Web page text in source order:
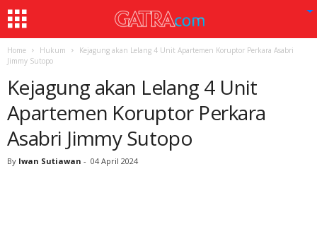
Home Hukum
Kejagung akan Lelang 4 Unit Apartemen Koruptor Perkara Asabri
Jimmy Sutopo
Kejagung akan Lelang 4 Unit
Apartemen Koruptor Perkara
Asabri Jimmy Sutopo
By Iwan Sutiawan - 04 April 2024